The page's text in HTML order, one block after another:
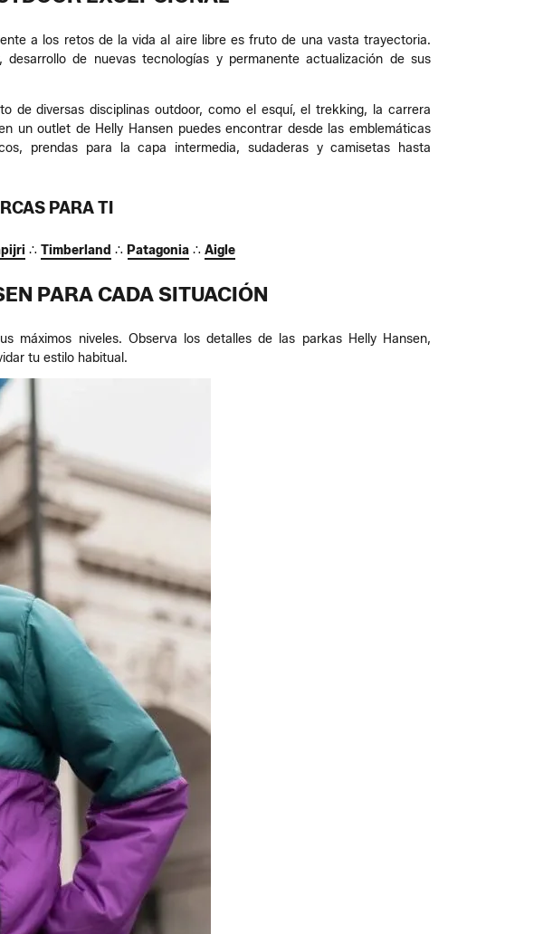
a los retos de la vida al aire libre es fruto de una vasta trayectoria.
de nuevas tecnologías y permanente actualización de sus
de diversas disciplinas outdoor, como el esquí, el trekking, la carrera
un outlet de Helly Hansen puedes encontrar desde las emblemáticas
prendas para la capa intermedia, sudaderas y camisetas hasta
PARA TI
∴ Timberland ∴ Patagonia ∴ Aigle
PARA CADA SITUACIÓN
máximos niveles. Observa los detalles de las parkas Helly Hansen,
tu estilo habitual.